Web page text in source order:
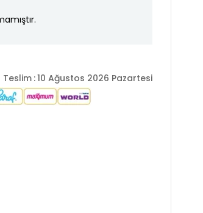
Teslim :10 Ağustos 2026 Pazartesi